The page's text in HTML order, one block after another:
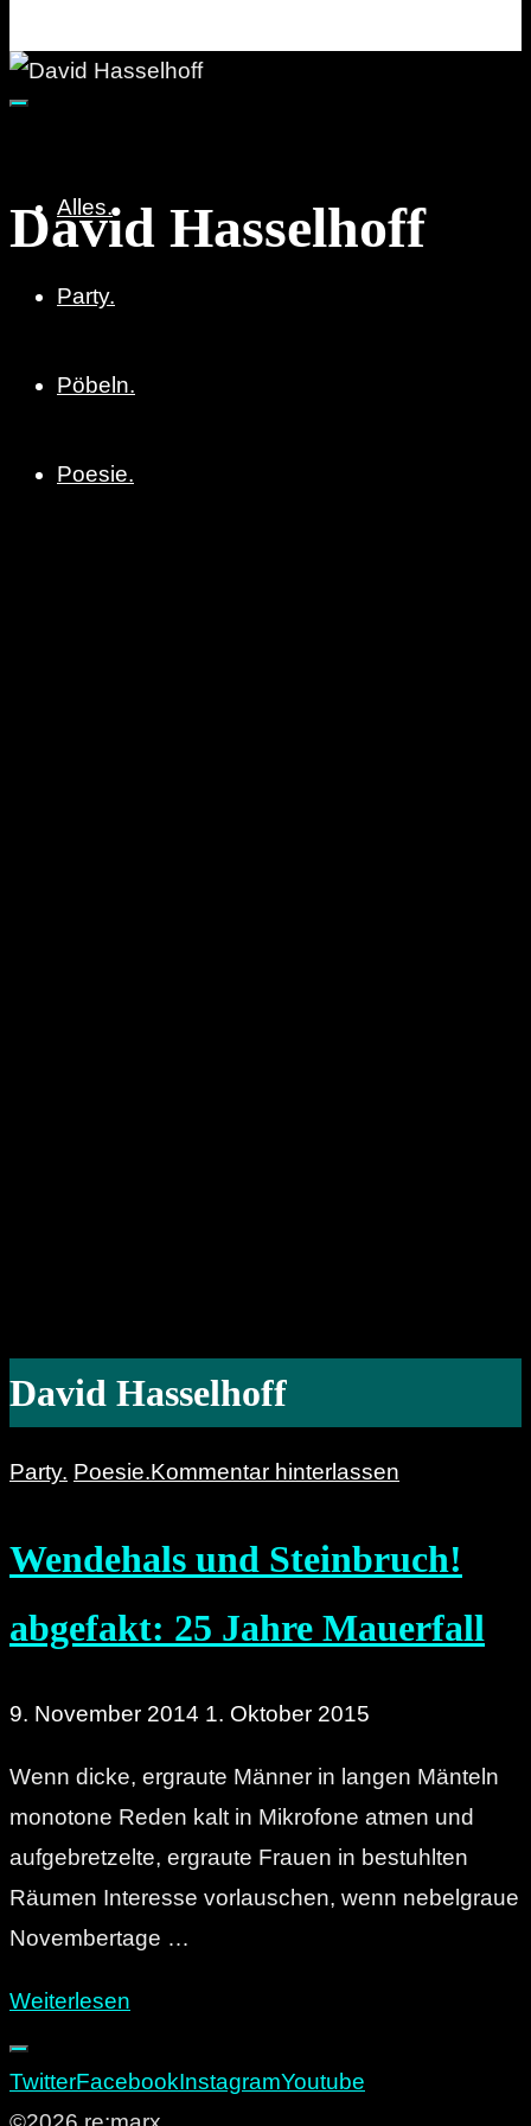
Alles.
Party.
Pöbeln.
Poesie.
David Hasselhoff
David Hasselhoff
Party. Poesie.Kommentar hinterlassen
Wendehals und Steinbruch!
abgefakt: 25 Jahre Mauerfall
9. November 2014 1. Oktober 2015
Wenn dicke, ergraute Männer in langen Mänteln
monotone Reden kalt in Mikrofone atmen und
aufgebretzelte, ergraute Frauen in bestuhlten
Räumen Interesse vorlauschen, wenn nebelgraue
Novembertage …
Weiterlesen
Steinbruch!
abgefakt:
TwitterFacebookInstagramYoutube